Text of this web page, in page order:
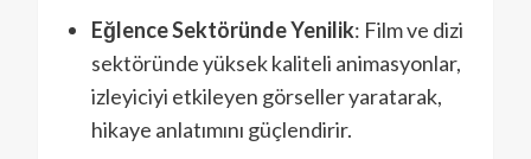
Eğlence Sektöründe Yenilik: Film ve dizi
sektöründe yüksek kaliteli animasyonlar,
izleyiciyi etkileyen görseller yaratarak,
hikaye anlatımını güçlendirir.